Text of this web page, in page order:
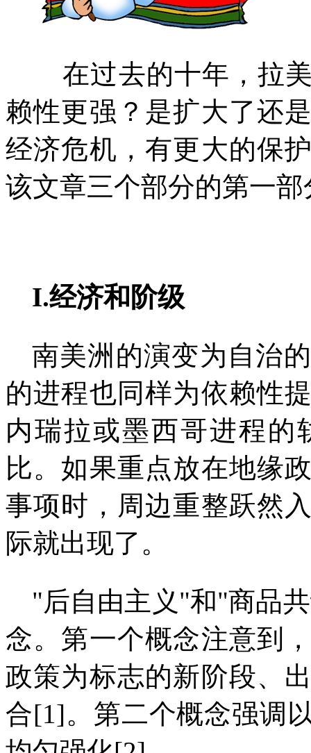
在过去的十年，拉
赖性更强？是扩大了还
经济危机，有更大的保
该文章三个部分的第一部
I.经济和阶级
南美洲的演变为自治
的进程也同样为依赖性
内瑞拉或墨西哥进程的
比。如果重点放在地缘
事项时，周边重整跃然
际就出现了。
"后自由主义 "和"商品
念。第一个概念注意到
政策为标志的新阶段、
合[1]。第二个概念强调